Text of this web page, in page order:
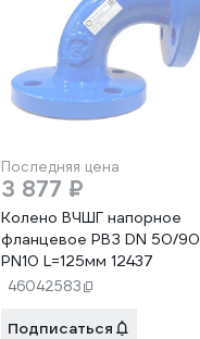
Последняя цена
3 877 ₽
Колено ВЧШГ напорное
фланцевое РВЗ DN 50/90
PN10 L=125мм 12437
46042583
Подписаться